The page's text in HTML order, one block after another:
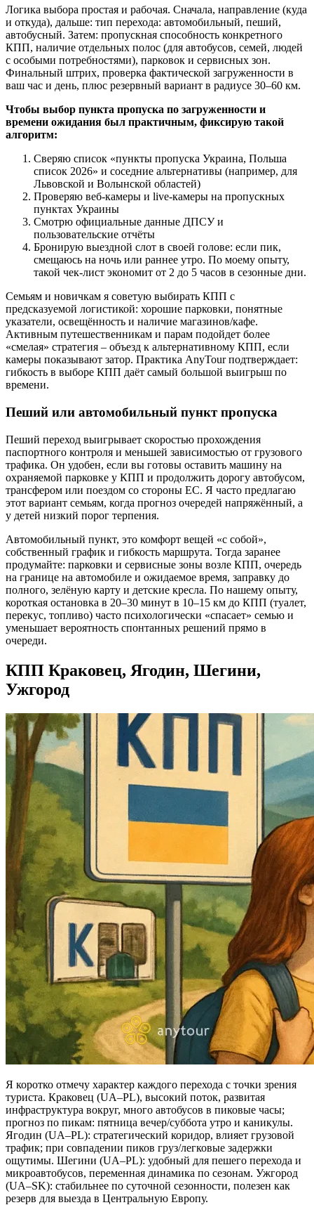
Логика выбора простая и рабочая. Сначала, направление (куда
и откуда), дальше: тип перехода: автомобильный, пеший,
автобусный. Затем: пропускная способность конкретного
КПП, наличие отдельных полос (для автобусов, семей, людей
с особыми потребностями), парковок и сервисных зон.
Финальный штрих, проверка фактической загруженности в
ваш час и день, плюс резервный вариант в радиусе 30–60 км.
Чтобы выбор пункта пропуска по загруженности и
времени ожидания был практичным, фиксирую такой
алгоритм:
Сверяю список «пункты пропуска Украина, Польша
список 2026» и соседние альтернативы (например, для
Львовской и Волынской областей)
Проверяю веб‑камеры и live‑камеры на пропускных
пунктах Украины
Смотрю официальные данные ДПСУ и
пользовательские отчёты
Бронирую выездной слот в своей голове: если пик,
смещаюсь на ночь или раннее утро. По моему опыту,
такой чек‑лист экономит от 2 до 5 часов в сезонные дни.
Семьям и новичкам я советую выбирать КПП с
предсказуемой логистикой: хорошие парковки, понятные
указатели, освещённость и наличие магазинов/кафе.
Активным путешественникам и парам подойдет более
«смелая» стратегия – объезд к альтернативному КПП, если
камеры показывают затор. Практика AnyTour подтверждает:
гибкость в выборе КПП даёт самый большой выигрыш по
времени.
Пеший или автомобильный пункт пропуска
Пеший переход выигрывает скоростью прохождения
паспортного контроля и меньшей зависимостью от грузового
трафика. Он удобен, если вы готовы оставить машину на
охраняемой парковке у КПП и продолжить дорогу автобусом,
трансфером или поездом со стороны ЕС. Я часто предлагаю
этот вариант семьям, когда прогноз очередей напряжённый, а
у детей низкий порог терпения.
Автомобильный пункт, это комфорт вещей «с собой»,
собственный график и гибкость маршрута. Тогда заранее
продумайте: парковки и сервисные зоны возле КПП, очередь
на границе на автомобиле и ожидаемое время, заправку до
полного, зелёную карту и детские кресла. По нашему опыту,
короткая остановка в 20–30 минут в 10–15 км до КПП (туалет,
перекус, топливо) часто психологически «спасает» семью и
уменьшает вероятность спонтанных решений прямо в
очереди.
КПП Краковец, Ягодин, Шегини,
Ужгород
Я коротко отмечу характер каждого перехода с точки зрения
туриста. Краковец (UA–PL), высокий поток, развитая
инфраструктура вокруг, много автобусов в пиковые часы;
прогноз по пикам: пятница вечер/суббота утро и каникулы.
Ягодин (UA–PL): стратегический коридор, влияет грузовой
трафик; при совпадении пиков груз/легковые задержки
ощутимы. Шегини (UA–PL): удобный для пешего перехода и
микроавтобусов, переменная динамика по сезонам. Ужгород
(UA–SK): стабильнее по суточной сезонности, полезен как
резерв для выезда в Центральную Европу.